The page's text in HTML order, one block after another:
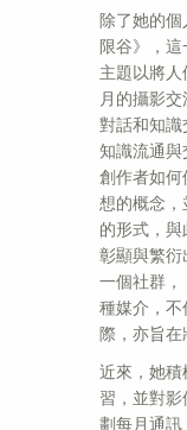
除了她的
限谷》，
主題以將
月的攝影
對話和知
知識流通與
創作者如
想的概念
的形式，
彰顯與繁
一個社群
種媒介，不
際，亦旨在
近來，她
習，並對
劃每月通